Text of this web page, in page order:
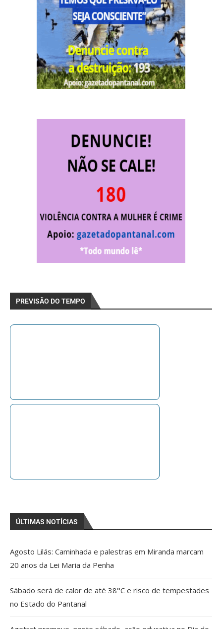
PREVISÃO DO TEMPO
ÚLTIMAS NOTÍCIAS
Agosto Lilás: Caminhada e palestras em Miranda marcam
20 anos da Lei Maria da Penha
Sábado será de calor de até 38°C e risco de tempestades
no Estado do Pantanal